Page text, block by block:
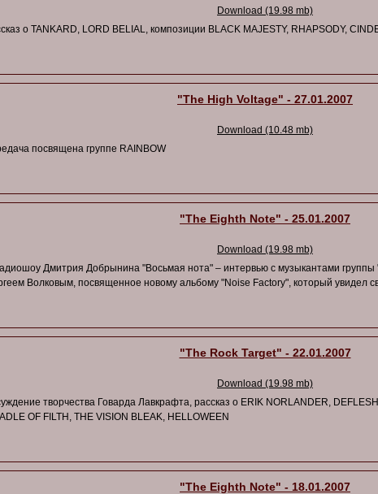
Download (19.98 mb)
о TANKARD, LORD BELIAL, композиции BLACK MAJESTY, RHAPSODY,
"The High Voltage" - 27.01.2007
Download (10.48 mb)
посвящена группе RAINBOW
"The Eighth Note" - 25.01.2007
Download (19.98 mb)
Дмитрия Добрынина "Восьмая нота" – интервью с музыкантами
Волковым, посвященное новому альбому "Noise Factory", который увидел
"The Rock Target" - 22.01.2007
Download (19.98 mb)
творчества Говарда Лавкрафта, рассказ о ERIK NORLANDER,
OF FILTH, THE VISION BLEAK, HELLOWEEN
"The Eighth Note" - 18.01.2007